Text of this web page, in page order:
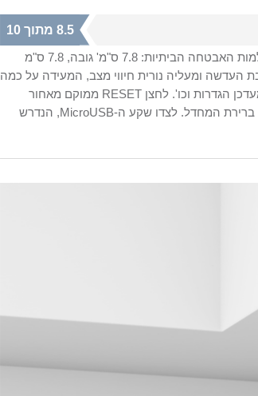
8.5 מתוך 10
מצלמת האבטחה לא גדולה או קטנה מדי ומזכירה את מימדי רוב מצלמות האבטחה הביתיות: 7.8 ס"מ' גובה, 7.8 ס"מ
גרם. בחזית המצלמה ניצבת העדשה ומעליה נורית חיווי מצב, המעידה על כמה
מצבים, ביניהם האם השימוש פעיל, האם יש חריגת רשת, האם הוא מעדכן הגדרות וכו'. לחצן RESET ממוקם מאחור
בבסיס גוף המצלמה, כאשר לחיצה ממושכת עליו תשחזר את הגדרות ברירת המחדל. לצדו שקע ה-MicroUSB, הנדרש